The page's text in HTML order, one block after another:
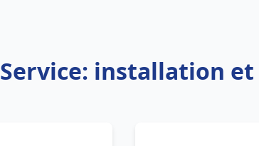
Service: installation